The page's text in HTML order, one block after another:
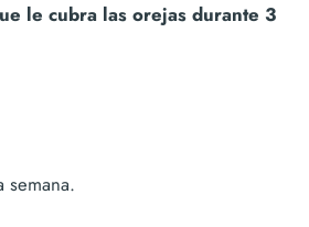
le cubra las orejas durante 3